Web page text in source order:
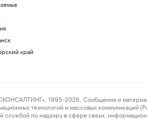
край
1995–2026. Сообщения и материалы
технологий и массовых коммуникаций
по надзору в сфере связи,